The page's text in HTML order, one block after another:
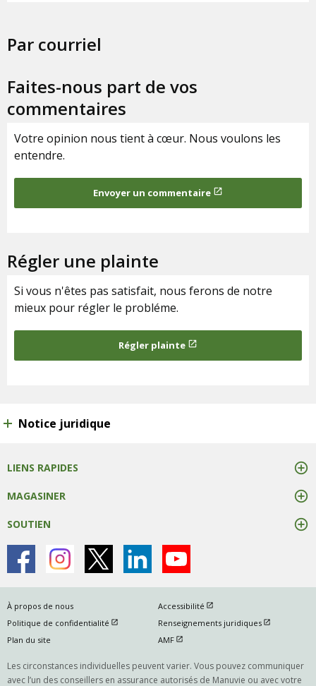
Par courriel
Faites-nous part de vos
commentaires
Votre opinion nous tient à cœur. Nous voulons les
entendre.
Envoyer un commentaire launch
Régler une plainte
Si vous n'êtes pas satisfait, nous ferons de notre
mieux pour régler le probléme.
Régler plainte launch
Notice juridique
LIENS RAPIDES
MAGASINER
SOUTIEN
À propos de nous Accessibilité ouvrir dans une nouvelle
Politique de confidentialité ouvrir dans une nouvelle fenetre
Renseignements juridiques ouvrir dans
Plan du site
AMF ouvrir dans une nouvelle fenetre
Les circonstances individuelles peuvent varier. Vous pouvez communiquer
avec l’un des conseillers en assurance autorisés de Manuvie ou avec votre